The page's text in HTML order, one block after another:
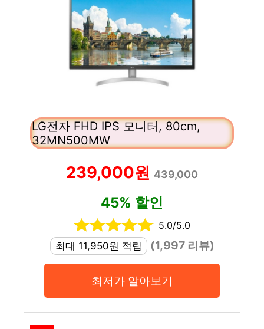
LG전자 FHD IPS 모니터, 80cm,
32MN500MW
239,000원 439,000
45% 할인
5.0/5.0
최대 11,950원 적립
(1,997 리뷰)
최저가 알아보기